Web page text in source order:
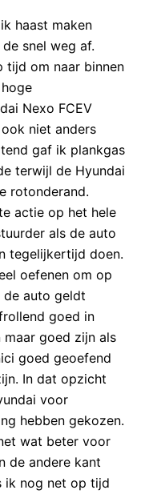
haast maken
snel weg af.
tijd om naar binnen
Nexo FCEV
niet anders
gaf ik plankgas
terwijl de Hyundai
rotonderand.
actie op het hele
als de auto
tegelijkertijd doen.
oefenen om op
de auto geldt
goed in
goed zijn als
goed geoefend
In dat opzicht
voor
hebben gekozen.
wat beter voor
de andere kant
ik nog net op tijd